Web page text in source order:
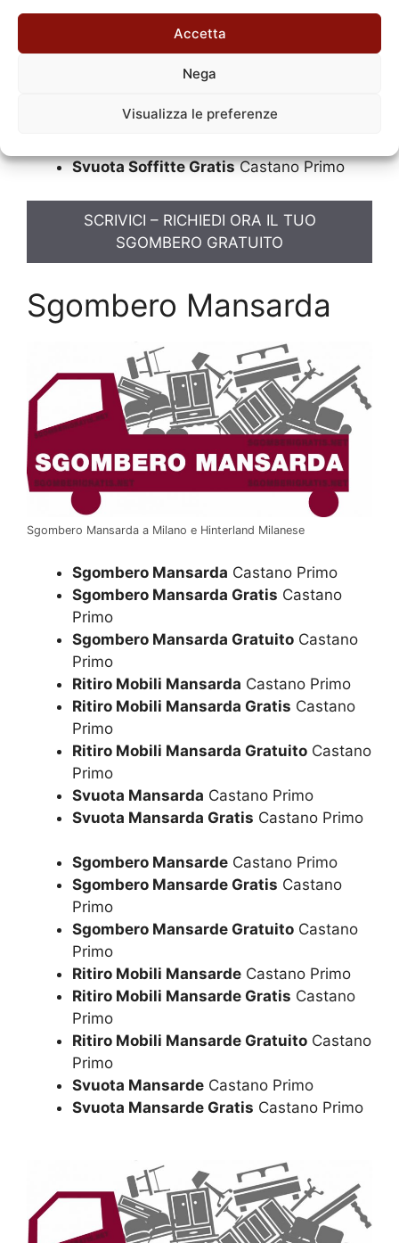
Accetta
Nega
Visualizza le preferenze
Primo
Ritiro Mobili SoffitteCastano Primo
Ritiro Mobili Soffitte GratisCastano
Svuota Soffitte GratisCastano Primo
SCRIVICI – RICHIEDI ORA IL TUO
SGOMBERO GRATUITO
Sgombero Mansarda
Sgombero Mansarda a Milano e Hinterland Milanese
Sgombero Mansarda Castano Primo
Sgombero Mansarda Gratis Castano
Primo
Sgombero Mansarda Gratuito Castano
Primo
Ritiro Mobili Mansarda Castano Primo
Ritiro Mobili Mansarda Gratis Castano
Primo
Ritiro Mobili Mansarda Gratuito Castano
Primo
Svuota Mansarda Castano Primo
Svuota Mansarda Gratis Castano Primo
Sgombero Mansarde Castano Primo
Sgombero Mansarde Gratis Castano
Primo
Sgombero Mansarde Gratuito Castano
Primo
Ritiro Mobili Mansarde Castano Primo
Ritiro Mobili Mansarde Gratis Castano
Primo
Ritiro Mobili Mansarde Gratuito Castano
Primo
Svuota Mansarde Castano Primo
Svuota Mansarde Gratis Castano Primo